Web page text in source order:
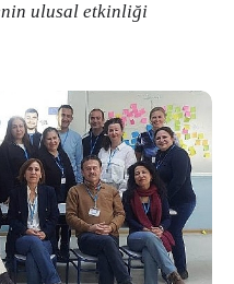
ulusal etkinliği